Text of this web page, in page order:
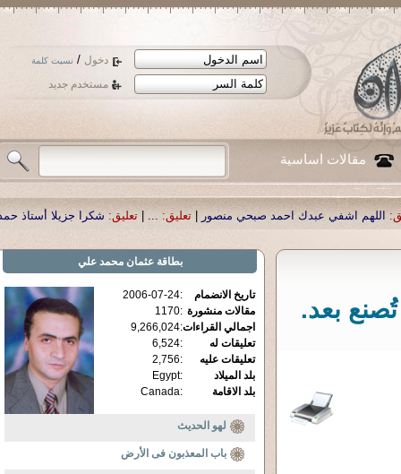
دخول / نسيت كلمة
مستخدم جديد
مقالات اساسية
صبحي منصور|تعليق: ... تعليق: شكرا جزيلا أستاذ حمد الحمد .أكرمكم الله . |
بعد.
بطاقةعثمان محمد علي
تاريخ الانضمام :
2006-07-24
مقالات منشورة :
1170
اجمالي القراءات:
9,266,024
تعليقات له
:
6,524
تعليقات عليه
:
2,756
بلد الميلاد
:
Egypt
بلد الاقامة
:
Canada
لهو الحديث
باب المعذبون فى الأرض